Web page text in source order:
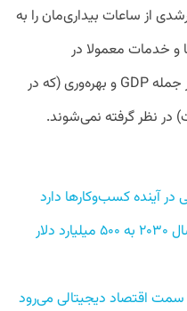
از ساعات بیداری‌مان را به
و خدمات معمولا در
سنجه‌های رسمی فعالیت اقتصادی از جمله GDP و بهره‌وری (که در
کسب‌وکارها دارد